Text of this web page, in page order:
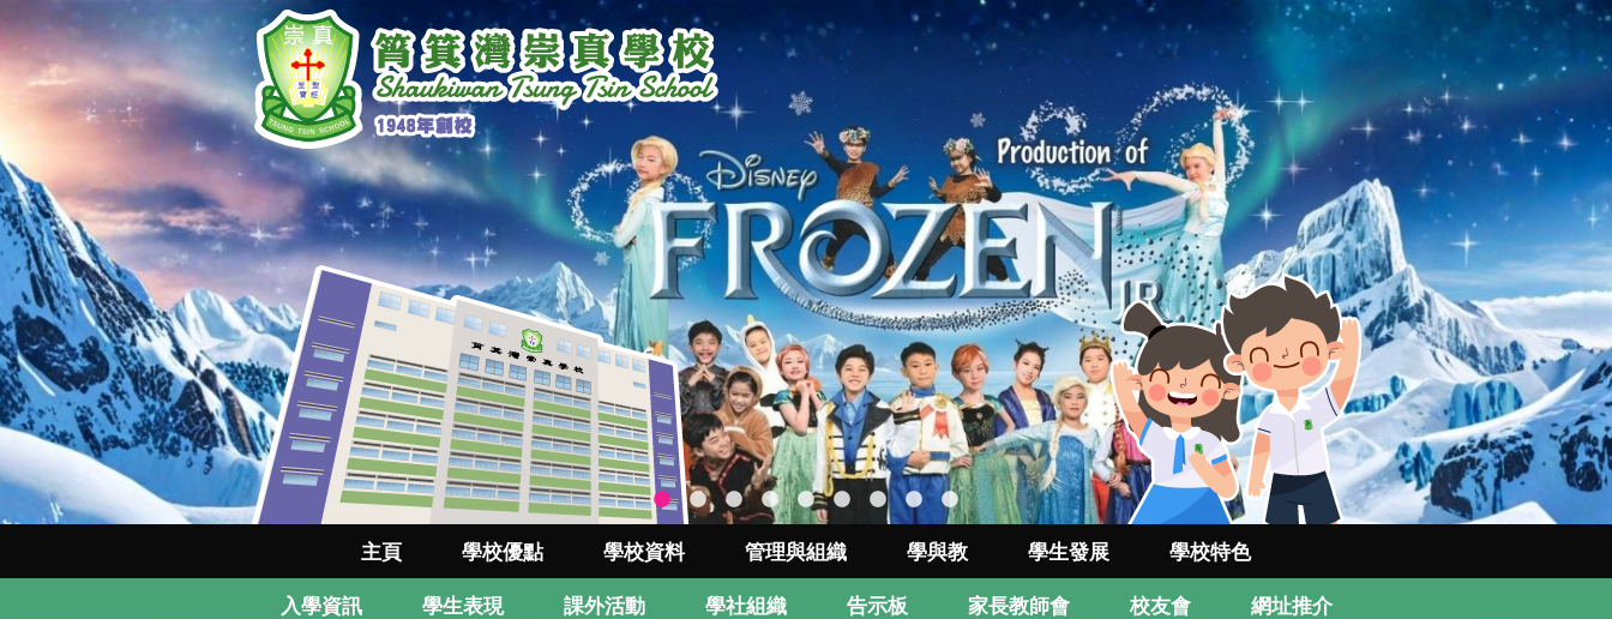
主頁 學校優點 學校資料 管理與組織 學與教 學生發展 學校特色
入學資訊 學生表現 課外活動 學社組織 告示板 家長教師會 校友會 網址推介